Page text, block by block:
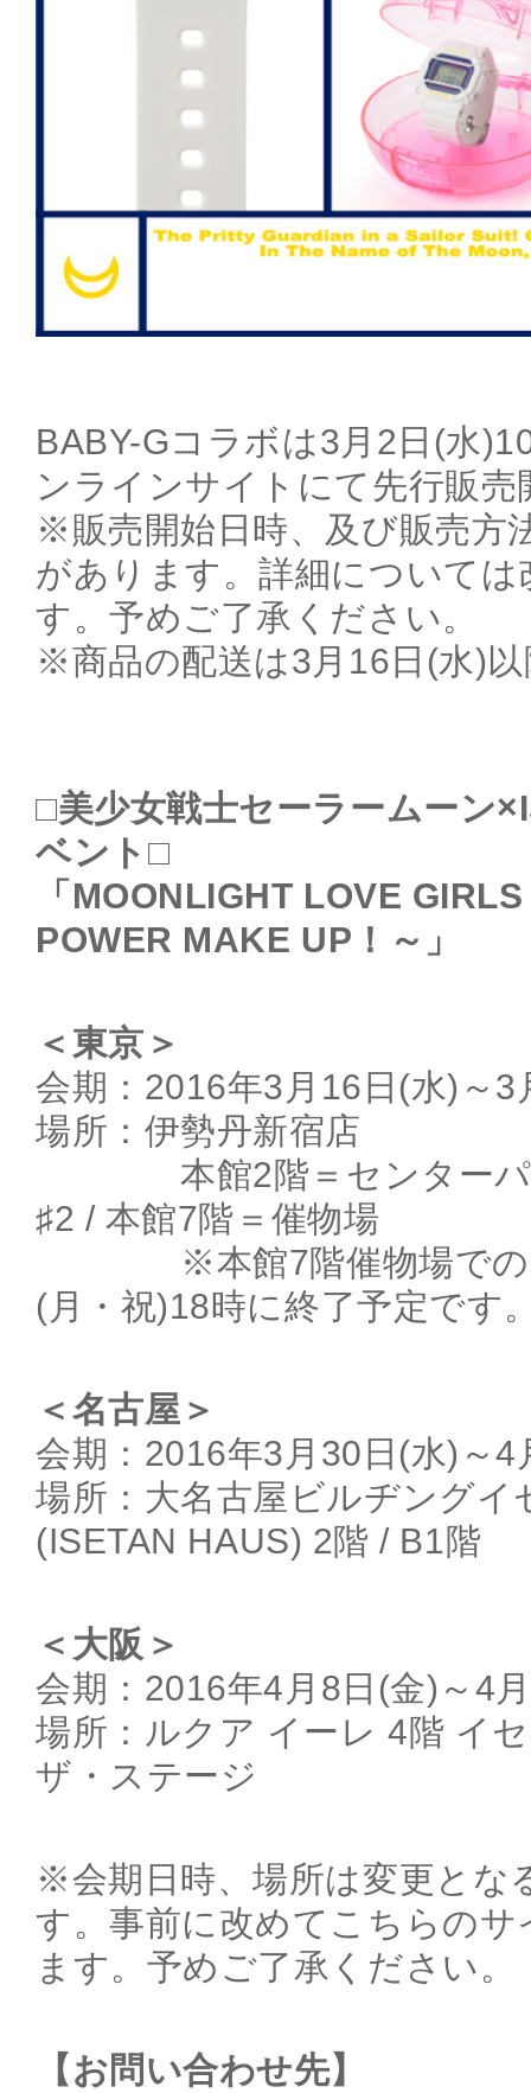
BABY-Gコラボは3月2日(水
ンラインサイトにて先行販売
※販売開始日時、及び販売方
があります。詳細について
す。予めご了承ください。
※商品の配送は3月16日(水)
□美少女戦士セーラームーン
ベント□
「MOONLIGHT LOVE
POWER MAKE UP！～」
＜東京＞
会期：2016年3月16日(水)～3
場所：伊勢丹新宿店
本館2階＝センターパ
♯2 / 本館7階＝催物場
※本館7階催物場でのイ
(月・祝)18時に終了予定です
＜名古屋＞
会期：2016年3月30日(水)～4
場所：大名古屋ビルヂングイ
(ISETAN HAUS) 2階 / B1階
＜大阪＞
会期：2016年4月8日(金)～4
場所：ルクア イーレ 4階 イ
ザ・ステージ
※会期日時、場所は変更とな
す。事前に改めてこちらの
ます。予めご了承ください。
【お問い合わせ先】